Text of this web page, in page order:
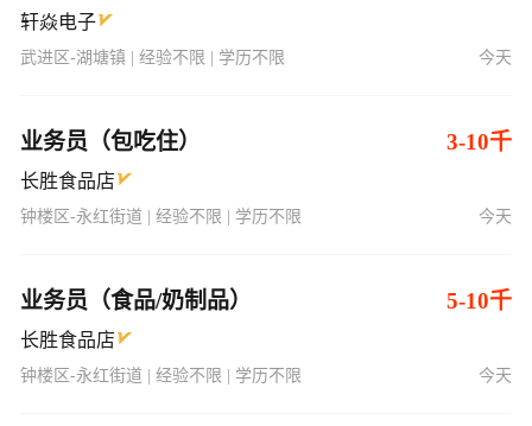
轩焱电子
武进区-湖塘镇 | 经验不限 | 学历不限 今天
业务员（包吃住） 3-10千
长胜食品店
钟楼区-永红街道 | 经验不限 | 学历不限 今天
业务员（食品/奶制品） 5-10千
长胜食品店
钟楼区-永红街道 | 经验不限 | 学历不限 今天